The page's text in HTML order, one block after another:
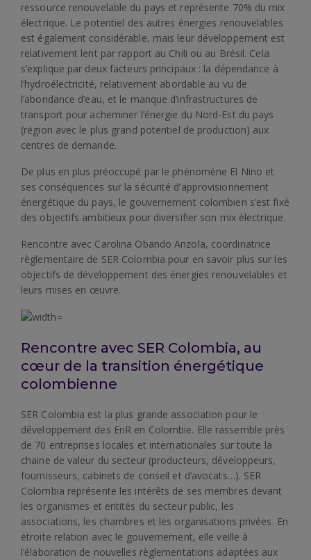
ressource renouvelable du pays et représente 70% du mix
électrique. Le potentiel des autres énergies renouvelables
est également considérable, mais leur développement est
relativement lent par rapport au Chili ou au Brésil. Cela
s’explique par deux facteurs principaux : la dépendance à
l’hydroélectricité, relativement abordable au vu de
l’abondance d’eau, et le manque d’infrastructures de
transport pour acheminer l’énergie du Nord-Est du pays
(région avec le plus grand potentiel de production) aux
centres de demande.
De plus en plus préoccupé par le phénomène El Nino et
ses conséquences sur la sécurité d’approvisionnement
énergétique du pays, le gouvernement colombien s’est fixé
des objectifs ambitieux pour diversifier son mix électrique.
Rencontre avec Carolina Obando Anzola, coordinatrice
règlementaire de SER Colombia pour en savoir plus sur les
objectifs de développement des énergies renouvelables et
leurs mises en œuvre.
Rencontre avec SER Colombia, au
cœur de la transition énergétique
colombienne
SER Colombia est la plus grande association pour le
développement des EnR en Colombie. Elle rassemble près
de 70 entreprises locales et internationales sur toute la
chaine de valeur du secteur (producteurs, développeurs,
fournisseurs, cabinets de conseil et d’avocats…). SER
Colombia représente les intérêts de ses membres devant
les organismes et entités du secteur public, les
associations, les chambres et les organisations privées. En
étroite relation avec le gouvernement, elle veille à
l’élaboration de nouvelles règlementations adaptées aux